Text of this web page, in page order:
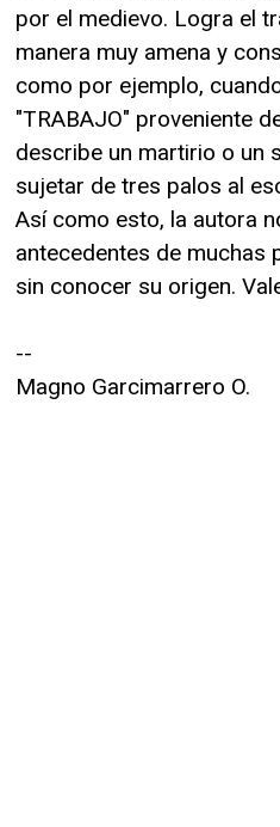
por el medievo. Logra el
manera muy amena y
como por ejemplo,
"TRABAJO" proveniente
describe un martirio o un
sujetar de tres palos al
Así como esto, la autora
antecedentes de muchas
sin conocer su origen.
--
Magno Garcimarrero O.